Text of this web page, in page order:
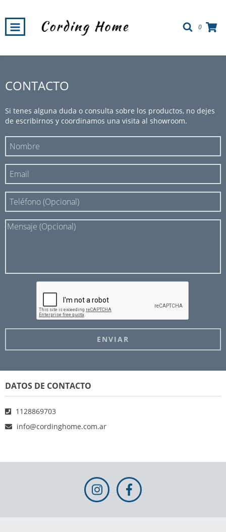
0
CONTACTO
Si tenes alguna duda o consulta sobre los productos, no dejes
de escribirnos y coordinamos una visita al showroom.
DATOS DE CONTACTO
1128869703
info@cordinghome.com.ar